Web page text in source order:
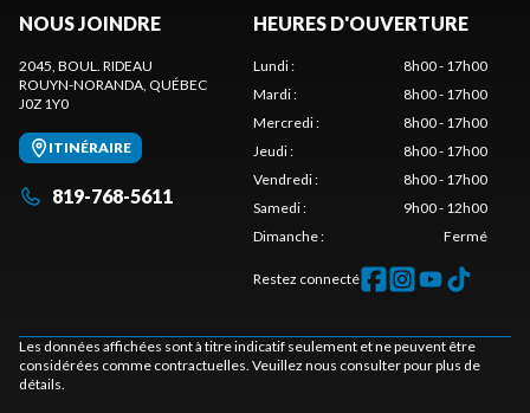
NOUS JOINDRE
2045, BOUL. RIDEAU
ROUYN-NORANDA , QUÉBEC
J0Z 1Y0
ITINÉRAIRE
819-768-5611
HEURES D'OUVERTURE
Lundi:
8h00 - 17h00
Mardi:
8h00 - 17h00
Mercredi:
8h00 - 17h00
Jeudi:
8h00 - 17h00
Vendredi:
8h00 - 17h00
Samedi:
9h00 - 12h00
Dimanche: Fermé
Restez connecté
Les données affichées sont à titre indicatif seulement et ne peuvent être
considérées comme contractuelles. Veuillez nous consulter pour plus de
détails.